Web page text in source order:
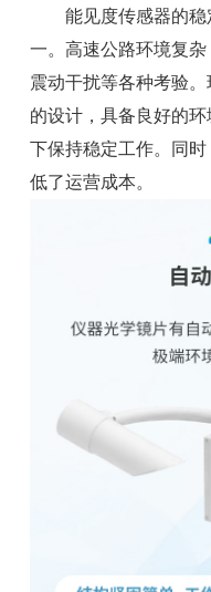
能见度传感器的稳
一。高速公路环境复杂
震动干扰等各种考验
的设计，具备良好的
下保持稳定工作。同
低了运营成本。